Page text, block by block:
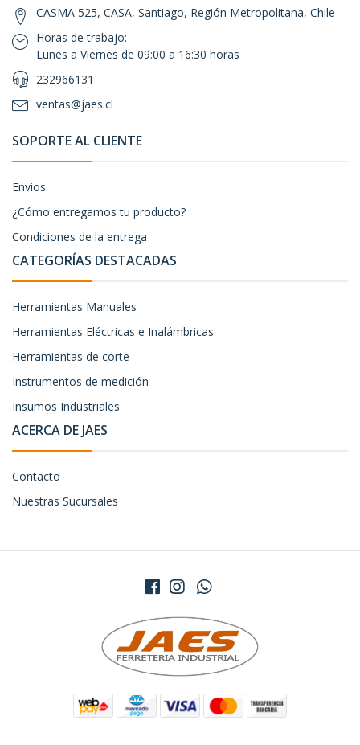
CASMA 525, CASA, Santiago, Región Metropolitana, Chile
Horas de trabajo:
Lunes a Viernes de 09:00 a 16:30 horas
232966131
ventas@jaes.cl
SOPORTE AL CLIENTE
Envios
¿Cómo entregamos tu producto?
Condiciones de la entrega
CATEGORÍAS DESTACADAS
Herramientas Manuales
Herramientas Eléctricas e Inalámbricas
Herramientas de corte
Instrumentos de medición
Insumos Industriales
ACERCA DE JAES
Contacto
Nuestras Sucursales